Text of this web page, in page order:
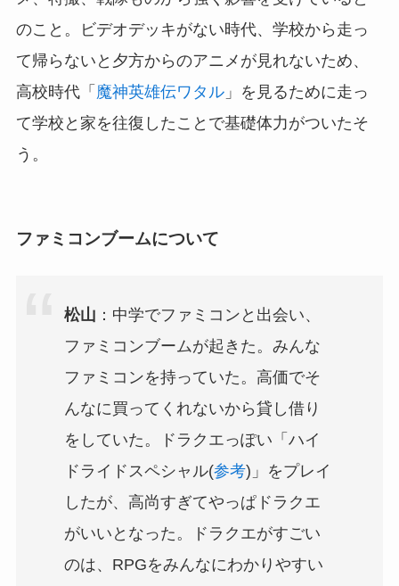
のこと。ビデオデッキがない時代、学校から走っ
て帰らないと夕方からのアニメが見れないため、
高校時代「 魔神英雄伝ワタル」を見るために走っ
て学校と家を往復したことで基礎体力がついたそ
う。
ファミコンブームについて
松山 ：中学でファミコンと出会い、
ファミコンブームが起きた。みんな
ファミコンを持っていた。高価でそ
んなに買ってくれないから貸し借り
をしていた。ドラクエっぽい「ハイ
ドライドスペシャル(参考)」をプレイ
したが、高尚すぎてやっぱドラクエ
がいいとなった。ドラクエがすごい
のは、RPGをみんなにわかりやすい